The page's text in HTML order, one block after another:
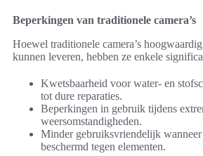
Beperkingen van traditionele camera’s
Hoewel traditionele camera’s
kunnen leveren, hebben ze enkele
Kwetsbaarheid voor water- en
tot dure reparaties.
Beperkingen in gebruik tijdens
weersomstandigheden.
Minder gebruiksvriendelijk
beschermd tegen elementen.